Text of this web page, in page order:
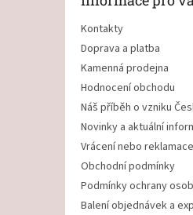
Kontakty
Doprava a platba
Kamenná prodejna
Hodnocení obchodu
Náš příběh o vzniku
Novinky a aktuální
Vrácení nebo
Obchodní podmínky
Podmínky ochrany
Balení objednávek a